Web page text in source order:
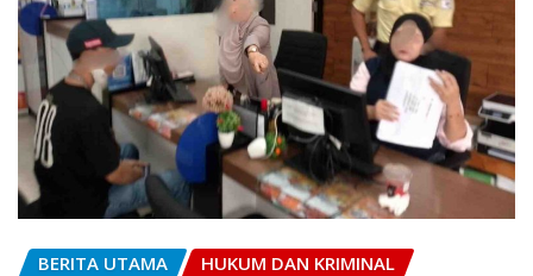
BERITA UTAMA
HUKUM DAN KRIMINAL